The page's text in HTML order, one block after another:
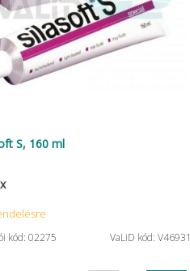
S, 160 ml
kód: 02275 VaLiD kód: V46931